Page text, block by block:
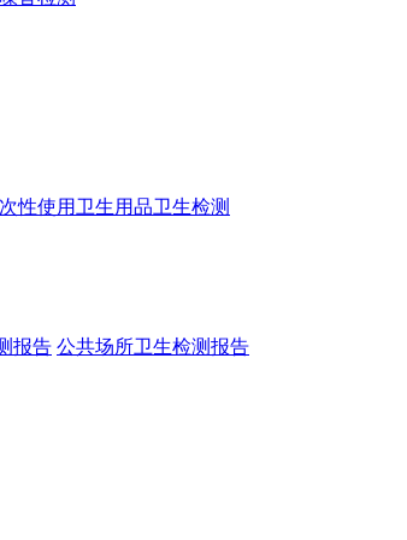
性使用卫生用品卫生检测
报告 公共场所卫生检测报告